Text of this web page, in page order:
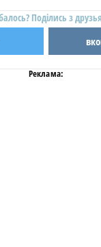
Поділись з
Реклама: